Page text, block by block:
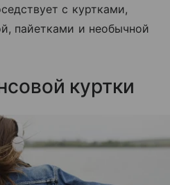
с куртками,
пайетками и необычной
куртки